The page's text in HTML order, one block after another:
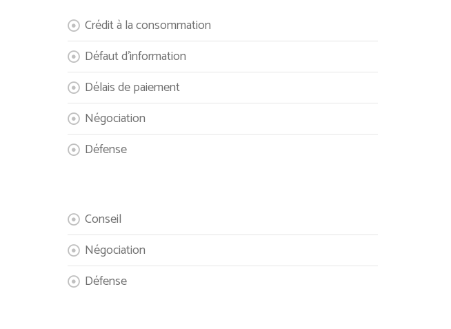
Crédit à la consommation
Défaut d’information
Délais de paiement
Négociation
Défense
Conseil
Négociation
Défense